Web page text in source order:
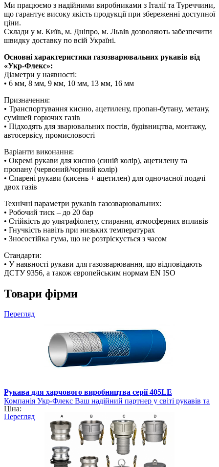
Ми працюємо з надійними виробниками з Італії та Туреччини,
що гарантує високу якість продукції при збереженні доступної
ціни.
Склади у м. Київ, м. Дніпро, м. Львів дозволяють забезпечити
швидку доставку по всій Україні.
Основні характеристики газозварювальних рукавів від
«Укр-Флекс»:
Діаметри у наявності:
• 6 мм, 8 мм, 9 мм, 10 мм, 13 мм, 16 мм
Призначення:
• Транспортування кисню, ацетилену, пропан-бутану, метану,
сумішей горючих газів
• Підходять для зварювальних постів, будівництва, монтажу,
автосервісу, промисловості
Варіанти виконання:
• Окремі рукави для кисню (синій колір), ацетилену та
пропану (червоний/чорний колір)
• Спарені рукави (кисень + ацетилен) для одночасної подачі
двох газів
Технічні параметри рукавів газозварювальних:
• Робочий тиск – до 20 бар
• Стійкість до ультрафіолету, стирання, атмосферних впливів
• Гнучкість навіть при низьких температурах
• Зносостійка гума, що не розтріскується з часом
Стандарти:
• У наявності рукави для газозварювання, що відповідають
ДСТУ 9356, а також європейським нормам EN ISO
Товари фірми
Перегляд
Рукава для харчового виробництва серії 405LE
Компанія Укр-Флекс Ваш надійний партнер у світі рукавів та
шлангів
Ціна:
Перегляд